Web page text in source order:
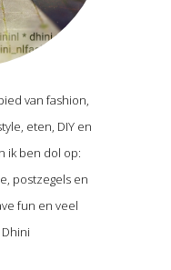
van fashion,
eten, DIY en
ik ben dol op:
postzegels en
fun en veel